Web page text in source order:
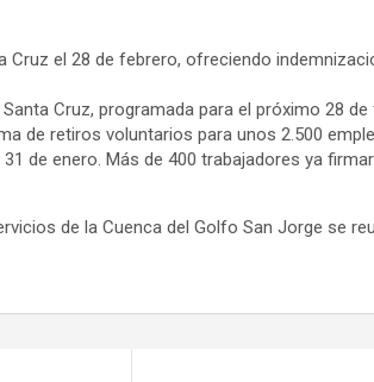
el 28 de febrero, ofreciendo
Cruz, programada para el próximo 28
de retiros voluntarios para unos 2.500
de enero. Más de 400 trabajadores ya
de la Cuenca del Golfo San Jorge se